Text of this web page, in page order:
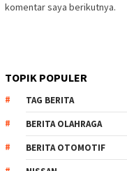
komentar saya berikutnya.
TOPIK POPULER
TAG BERITA
BERITA OLAHRAGA
BERITA OTOMOTIF